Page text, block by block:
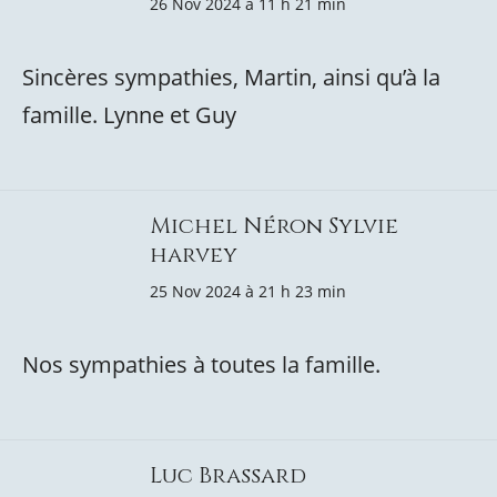
Sincères sympathies, Martin, ainsi qu’à la
famille. Lynne et Guy
Michel Néron Sylvie
harvey
25 Nov 2024 à 21 h 23 min
Nos sympathies à toutes la famille.
Luc Brassard